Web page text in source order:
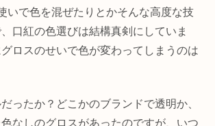
いで色を混ぜたりとかそんな高度な技
口紅の色選びは結構真剣にしていま
ロスのせいで色が変わってしまうのは
ったか？どこかのブランドで透明か、
なしのグロスがあったのですが、いつ